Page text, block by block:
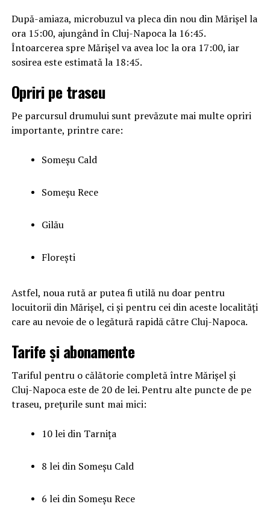
După-amiaza, microbuzul va pleca din nou din Mărișel la
ora 15:00, ajungând în Cluj-Napoca la 16:45.
Întoarcerea spre Mărișel va avea loc la ora 17:00, iar
sosirea este estimată la 18:45.
Opriri pe traseu
Pe parcursul drumului sunt prevăzute mai multe opriri
importante, printre care:
Someșu Cald
Someșu Rece
Gilău
Florești
Astfel, noua rută ar putea fi utilă nu doar pentru
locuitorii din Mărișel, ci și pentru cei din aceste localități
care au nevoie de o legătură rapidă către Cluj-Napoca.
Tarife și abonamente
Tariful pentru o călătorie completă între Mărișel și
Cluj-Napoca este de 20 de lei. Pentru alte puncte de pe
traseu, prețurile sunt mai mici:
10 lei din Tarnița
8 lei din Someșu Cald
6 lei din Someșu Rece